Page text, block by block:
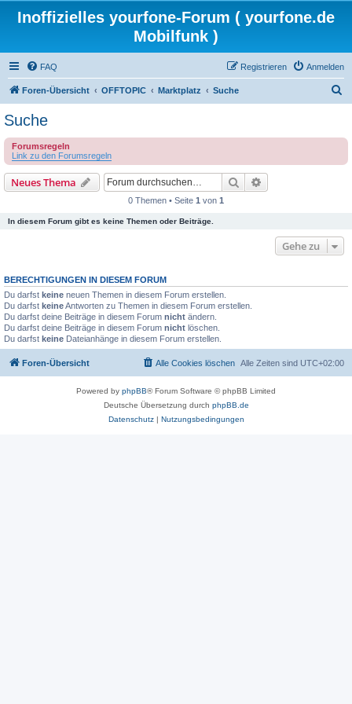
Inoffizielles yourfone-Forum ( yourfone.de
Mobilfunk )
FAQ Anmelden
Registrieren
Foren-Übersicht OFFTOPIC Marktplatz Suche
e
Suche
Forumsregeln
Link zu den Forumsregeln
Neues Thema Suche
0 Themen • Seite 1 von 1
In diesem Forum gibt es keine Themen oder Beiträge.
Gehe zu
BERECHTIGUNGEN IN DIESEM FORUM
Du darfst keine neuen Themen in diesem Forum erstellen.
Du darfst keineAntworten zu Themen in diesem Forum erstellen.
Du darfst deine Beiträge in diesem Forum nicht ändern.
Du darfst deine Beiträge in diesem Forum nicht löschen.
Du darfst keine Dateianhänge in diesem Forum erstellen.
Foren-Übersicht Alle Zeiten sind UTC+02:00
Alle Cookies löschen
Powered by phpBB® Forum Software © phpBB Limited
Deutsche Übersetzung durch phpBB.de
Datenschutz| Nutzungsbedingungen